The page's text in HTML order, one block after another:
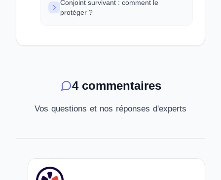
Conjoint survivant : comment le
protéger ?
4 commentaires
Vos questions et nos réponses d'experts